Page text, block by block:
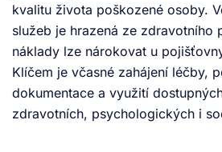
kvalitu života poškozené osoby.
služeb je hrazená ze zdravotního
náklady lze nárokovat u
Klíčem je včasné zahájení léčby,
dokumentace a využití
zdravotních, psychologických i